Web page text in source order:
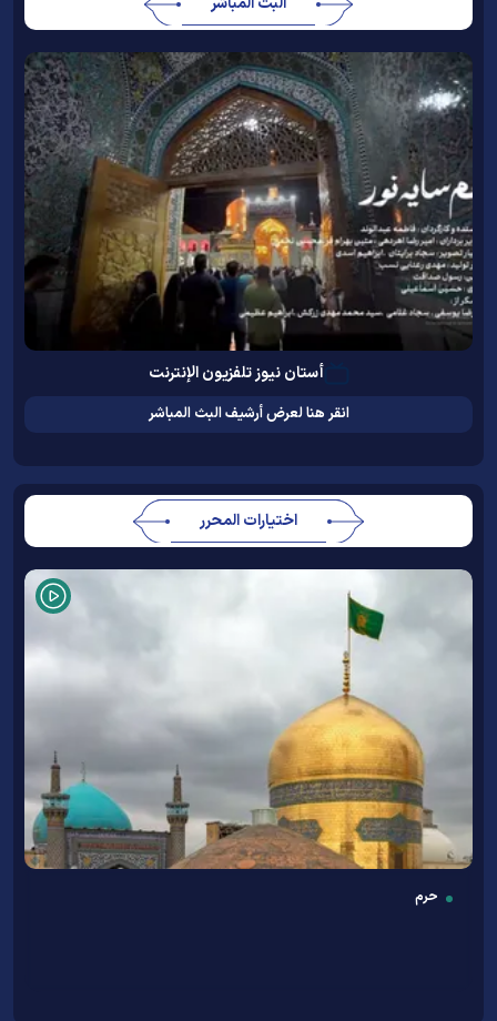
أستان نيوز تلفزيون الإنترنت
انقر هنا لعرض أرشيف البث المباشر
اختيارات المحرر
حرم